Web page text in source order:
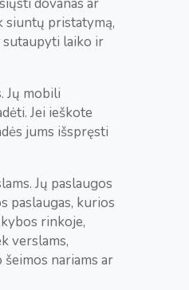
dovanas ar
siuntų pristatymą,
sutaupyti laiko ir
Jų mobili
Jei ieškote
jums išspręsti
Jų paslaugos
paslaugas, kurios
rinkoje,
verslams,
nariams ar